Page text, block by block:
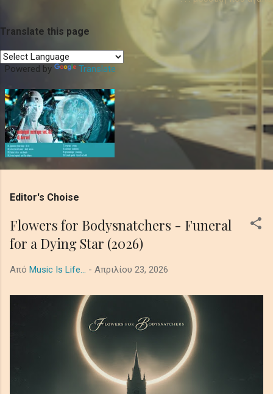
Translate this page
Powered by Translate
Editor's Choise
Flowers for Bodysnatchers - Funeral
for a Dying Star (2026)
Από Music Is Life... - Απριλίου 23, 2026